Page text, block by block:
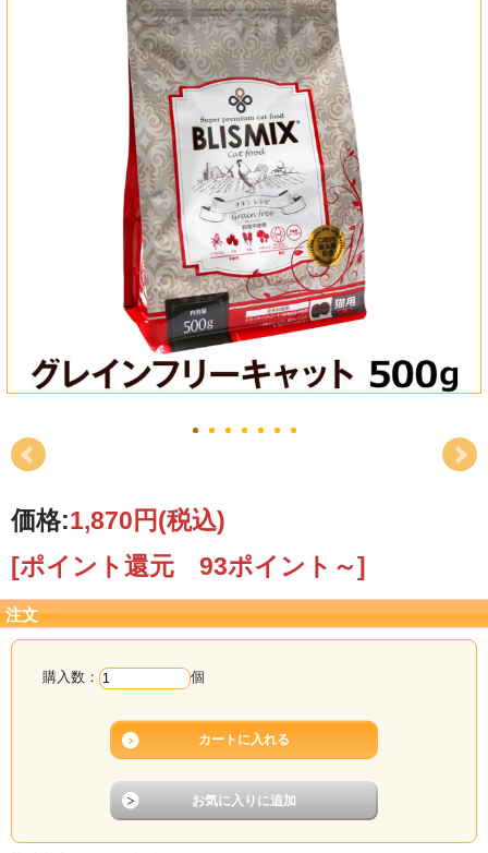
価格:1,870円(税込)
[ポイント還元 93ポイント～]
注文
購入数： 個